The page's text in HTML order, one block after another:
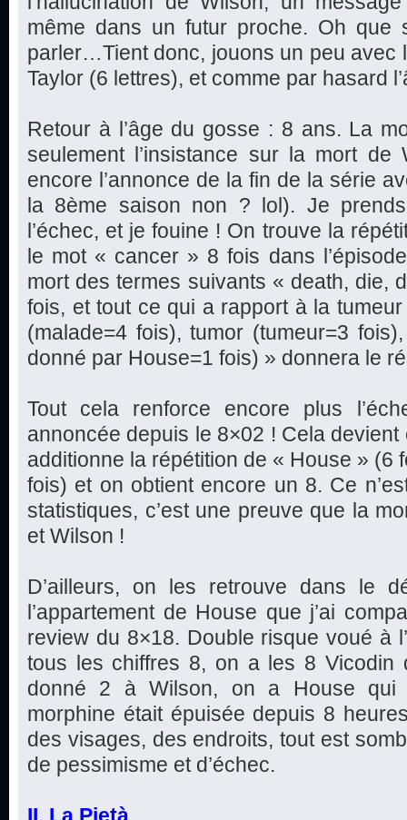
même dans un futur proche. Oh
parler…Tient donc, jouons un peu avec
Taylor (6 lettres), et comme par hasard
Retour à l’âge du gosse : 8 ans. La
seulement l’insistance sur la mort de
encore l’annonce de la fin de la série
la 8ème saison non ? lol). Je
l’échec, et je fouine ! On trouve la
le mot « cancer » 8 fois dans
mort des termes suivants « death, die,
fois, et tout ce qui a rapport à la
(malade=4 fois), tumor (tumeur=3
donné par House=1 fois) » donnera le
Tout cela renforce encore plus
annoncée depuis le 8×02 ! Cela
additionne la répétition de « House » (6
fois) et on obtient encore un 8. Ce
statistiques, c’est une preuve que la
et Wilson !
D’ailleurs, on les retrouve dans le
l’appartement de House que j’ai
review du 8×18. Double risque voué à
tous les chiffres 8, on a les 8 Vicodin
donné 2 à Wilson, on a House qui
morphine était épuisée depuis 8
des visages, des endroits, tout est
de pessimisme et d’échec.
II. La Pietà